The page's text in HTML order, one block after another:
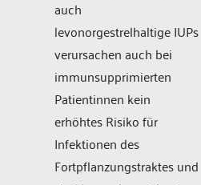
auch
levonorgestrelhaltige IUPs
verursachen auch bei
immunsupprimierten
Patientinnen kein
erhöhtes Risiko für
Infektionen des
Fortpflanzungstraktes und